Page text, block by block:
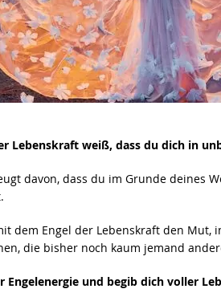
Lebenskraft weiß, dass du dich in
davon, dass du im Grunde deines
dem Engel der Lebenskraft den Mut,
die bisher noch kaum jemand
Engelenergie und begib dich voller